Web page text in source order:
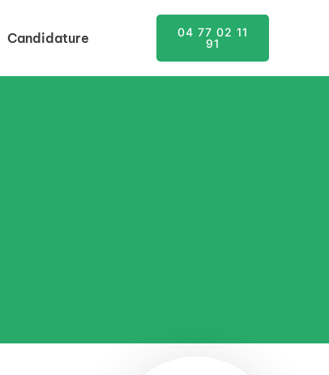
Candidature
04 77 02 11
91